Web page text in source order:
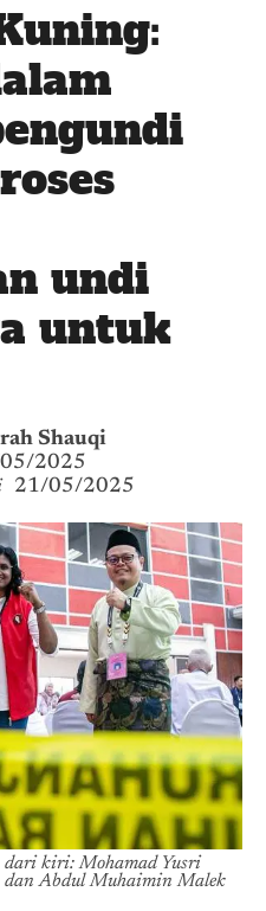
undi
untuk
Shauqi
2025
21/05/2025
dari kiri: Mohamad Yusri
Abdul Muhaimin Malek